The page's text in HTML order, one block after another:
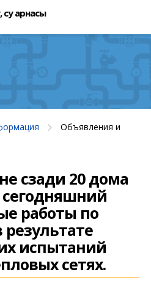
Объявления и
сзади 20 дома
сегодняшний
работы по
испытаний
сетях.
арнасы